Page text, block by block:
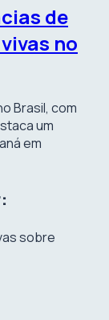
de
no
Brasil, com
um
em
sobre